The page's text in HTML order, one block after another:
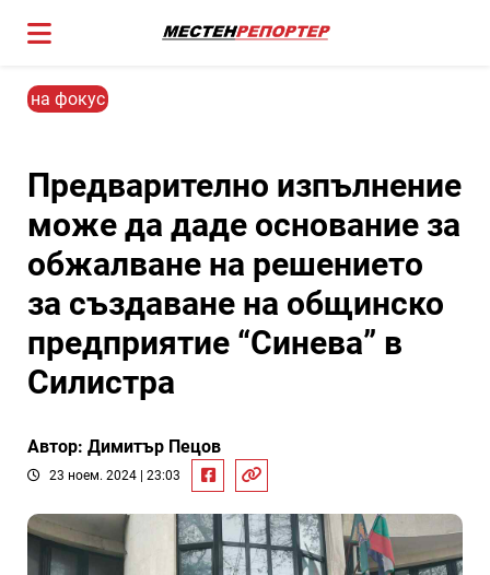
на фокус
Предварително изпълнение
може да даде основание за
обжалване на решението
за създаване на общинско
предприятие “Синева” в
Силистра
Автор: Димитър Пецов
23 ноем. 2024 | 23:03